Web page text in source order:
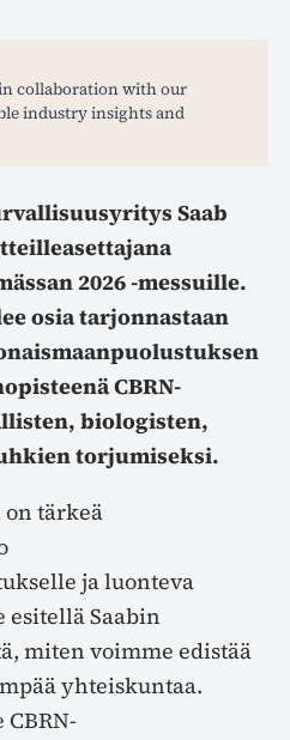
collaboration with our
industry insights and
Saab
2026 -messuille.
osia tarjonnastaan
CBRN-
biologisten,
torjumiseksi.
on tärkeä
ja luonteva
esitellä Saabin
miten voimme edistää
yhteiskuntaa.